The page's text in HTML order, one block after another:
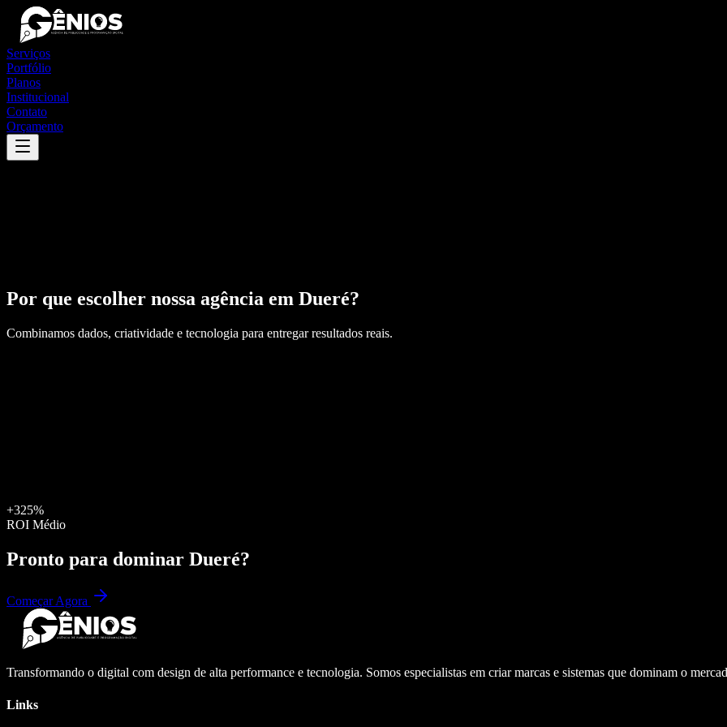
Serviços
Portfólio
Planos
Institucional
Contato
Orçamento
Por que escolher nossa agência em Dueré?
Combinamos dados, criatividade e tecnologia para entregar resultados reais.
+325%
ROI Médio
Pronto para dominar Dueré?
Começar Agora
Transformando o digital com design de alta performance e tecnologia. Somos especialistas em criar marcas e sistemas que dominam o
Links